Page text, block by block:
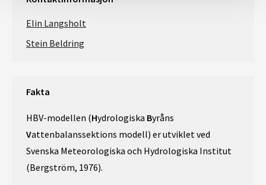
Elin Langsholt
Stein Beldring
Fakta
HBV-modellen (Hydrologiska Byråns
Vattenbalanssektions modell) er utviklet ved
Svenska Meteorologiska och Hydrologiska Institut
(Bergström, 1976).